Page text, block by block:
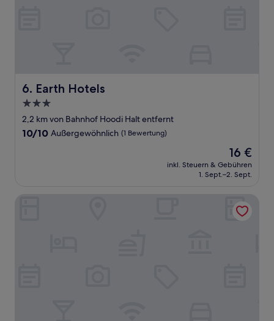
6. Earth Hotels
Earth Hotels
3.0-
Sterne-
Unterkunft
2,2 km von Bahnhof Hoodi Halt entfernt
10.0
10/10 Außergewöhnlich (1 Bewertung)
Der
Preis
beträgt
16 €
inkl. Steuern & Gebühren
1. Sept.–2. Sept.